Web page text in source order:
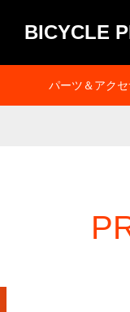
BICYCLE
パーツ＆アク